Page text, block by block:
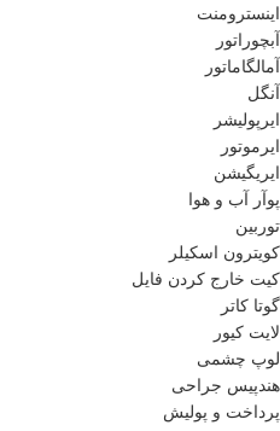
اینسترومنت
آبچوراتور
آمالگاماتور
آنگل
ایرپولیشر
ایرموتور
ایریگیشن
پوآر آب و هوا
توربین
کویترون اسکیلر
کیت خارج کردن فایل
گوتا کاتر
لایت کیور
لوپ چشمی
هندپیس جراحی
پرداخت و پولیش